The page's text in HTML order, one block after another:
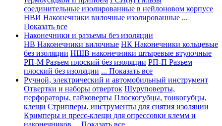
соединительные изолированные в нейлоновом корпусе
НВИ Наконечники вилочные изолированные ...
Показать все
Наконечники и разъемы без изоляции
НВ Наконечники вилочные НК Наконечники кольцевые
без изоляции НШВ наконечники штыревые втулочные
РП-М Разъем плоский без изоляции РП-П Разъем
плоский без изоляции ... Показать все
Ручной, электрический и автомобильный инструмент
Отвертки и наборы отверток Шуруповерты,
перфораторы, гайковерты Плоскогубцы, тонкогубцы,
клещи Стрипперы, инструменты для снятия изоляции
Кримперы и пресс-клещи для опрессовки клемм и
наконечников ... Показать все